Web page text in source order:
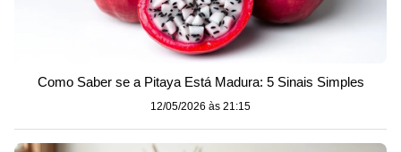
Como Saber se a Pitaya Está Madura: 5 Sinais Simples
12/05/2026 às 21:15